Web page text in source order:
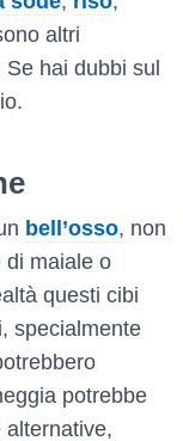
altri
hai dubbi sul
bell’osso, non
di maiale o
questi cibi
specialmente
potrebbe
alternative,